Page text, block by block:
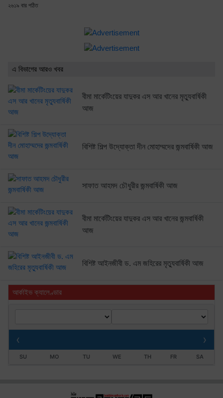
২৬১৯ বার পঠিত
এ বিভাগের আরও খবর
বীমা মার্কেটিংয়ের যাদুকর এস আর খানের মৃত্যুবার্ষিকী
আজ
বিশিষ্ট শিল্প উদ্যোক্তা দীন মোহাম্মদের জন্মবার্ষিকী আজ
সাফাত আহমদ চৌধুরীর জন্মবার্ষিকী আজ
বীমা মার্কেটিংয়ের যাদুকর এস আর খানের জন্মবার্ষিকী
আজ
বিশিষ্ট আইনজীবী ড. এম জহিরের মৃত্যুবার্ষিকী আজ
আর্কাইভ ক্যালেণ্ডার
‹ ›
SU MO TU WE TH FR SA